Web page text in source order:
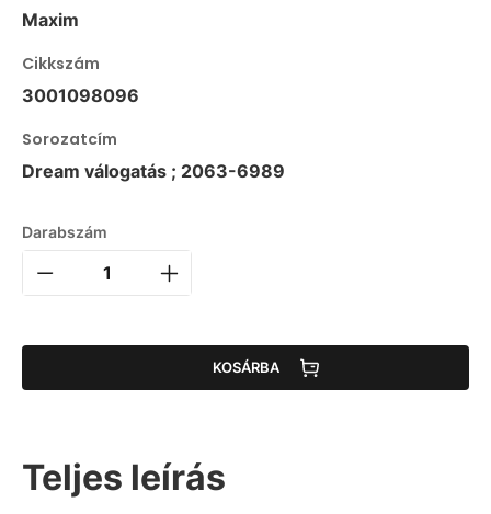
Maxim
Cikkszám
3001098096
Sorozatcím
Dream válogatás ; 2063-6989
Darabszám
KOSÁRBA
Teljes leírás